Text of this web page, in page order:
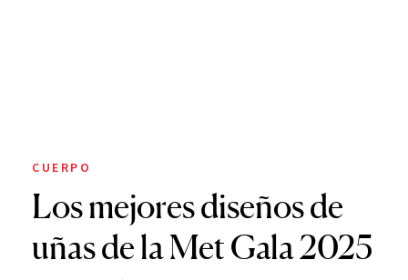
CUERPO
Los mejores diseños de
uñas de la Met Gala 2025